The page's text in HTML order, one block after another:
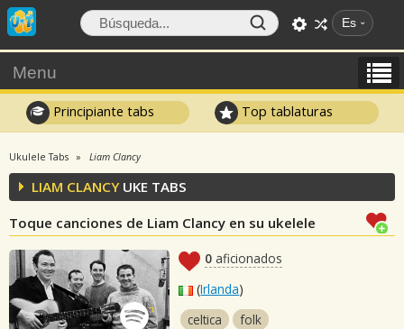
Es
Menu
Principiante tabs Top tablaturas
Ukulele Tabs Liam Clancy
LIAM CLANCYUKE TABS
Toque canciones de Liam Clancy en su ukelele
0 aficionados
(Irlanda)
celtica
folk